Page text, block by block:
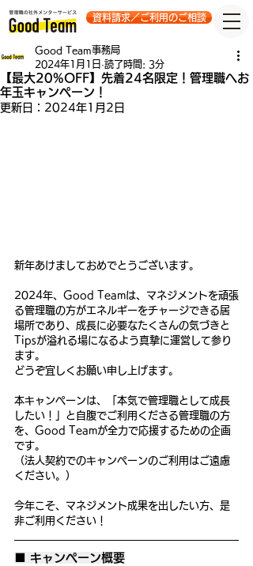
資料請求／ご利用のご相談
【最大20%OFF】先着24名限定！管理職へお
年玉キャンペーン！
Good Team事務局
2024年1月1日 読了時間: 3分
更新日： 2024年1月2日
新年あけましておめでとうございます。
2024年、Good Teamは、マネジメントを頑張
る管理職の方がエネルギーをチャージできる居
場所であり、成長に必要なたくさんの気づきと
Tipsが溢れる場になるよう真摯に運営して参り
ます。
どうぞ宜しくお願い申し上げます。
本キャンペーンは、「本気で管理職として成長
したい！」と自腹でご利用くださる管理職の方
を、Good Teamが全力で応援するための企画
です。
（法人契約でのキャンペーンのご利用はご遠慮
ください。）
今年こそ、マネジメント成果を出したい方、是
非ご利用ください！
■ キャンペーン概要